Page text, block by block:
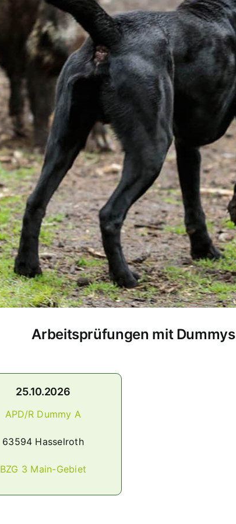
Arbeitsprüfungen mit Dummys
25.10.2026
APD/R Dummy A
63594 Hasselroth
BZG 3 Main-Gebiet